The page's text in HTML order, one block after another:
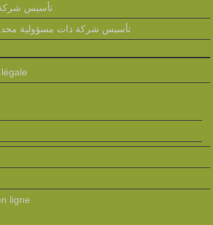
تأسيس
تأسيس شركة ذات مسؤولية
ligne